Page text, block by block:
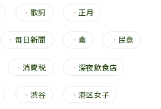
・歌詞 ・ 正月
・毎日新聞 ・ 毒 ・ 民意
・消費税 ・ 深夜飲食店
・渋谷 ・ 港区女子